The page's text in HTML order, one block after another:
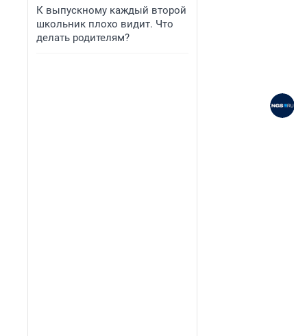
К выпускному каждый второй
школьник плохо видит. Что
делать родителям?